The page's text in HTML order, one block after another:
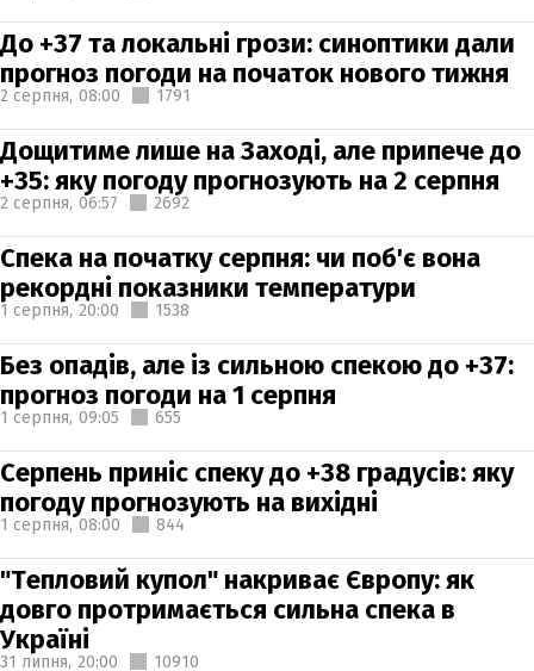
До +37 та локальні грози: синоптики дали
прогноз погоди на початок нового тижня
2 серпня, 08:00 1791
Дощитиме лише на Заході, але припече до
+35: яку погоду прогнозують на 2 серпня
2 серпня, 06:57 2692
Спека на початку серпня: чи поб'є вона
рекордні показники температури
1 серпня, 20:00 1538
Без опадів, але із сильною спекою до +37:
прогноз погоди на 1 серпня
1 серпня, 09:05 655
Серпень приніс спеку до +38 градусів: яку
погоду прогнозують на вихідні
1 серпня, 08:00 844
"Тепловий купол" накриває Європу: як
довго протримається сильна спека в
Україні
31 липня, 20:00 10910